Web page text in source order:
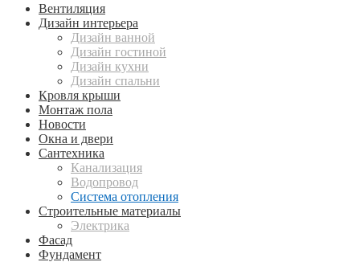
Вентиляция
Дизайн интерьера
Дизайн ванной
Дизайн гостиной
Дизайн кухни
Дизайн спальни
Кровля крыши
Монтаж пола
Новости
Окна и двери
Сантехника
Канализация
Водопровод
Система отопления
Строительные материалы
Электрика
Фасад
Фундамент